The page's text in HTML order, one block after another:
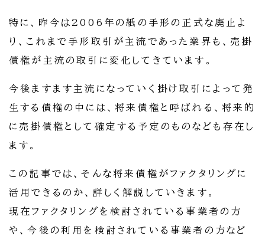
特に、昨今は2006年の紙の手形の正式な廃止よ
り、これまで手形取引が主流であった業界も、売掛
債権が主流の取引に変化してきています。
今後ますます主流になっていく掛け取引によって発
生する債権の中には、将来債権と呼ばれる、将来的
に売掛債権として確定する予定のものなども存在し
ます。
この記事では、そんな将来債権がファクタリングに
活用できるのか、詳しく解説していきます。
現在ファクタリングを検討されている事業者の方
や、今後の利用を検討されている事業者の方など